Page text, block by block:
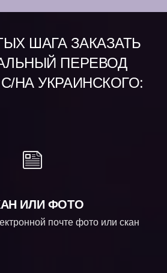
ШАГА ЗАКАЗАТЬ
ПЕРЕВОД
НА УКРАИНСКОГО:
ИЛИ ФОТО
почте фото или скан